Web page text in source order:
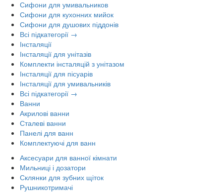
Сифони для умивальников
Сифони для кухонних мийок
Сифони для душових піддонів
Всі підкатегорії →
Інсталяції
Інсталяції для унітазів
Комплекти інсталяцій з унітазом
Інсталяції для пісуарів
Інсталяції для умивальників
Всі підкатегорії →
Ванни
Акрилові ванни
Сталеві ванни
Панелі для ванн
Комплектуючі для ванн
Аксесуари для ванної кімнати
Мильниці і дозатори
Склянки для зубних щіток
Рушникотримачі